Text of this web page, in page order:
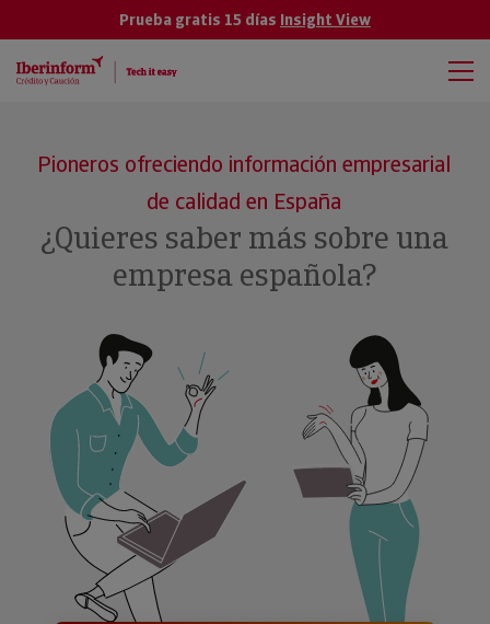
Prueba gratis 15 días Insight View
Pioneros ofreciendo información empresarial
de calidad en España
¿Quieres saber más sobre una
empresa española?